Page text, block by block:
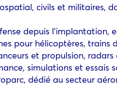
civils et militaires,
depuis l’implantation,
pour hélicoptères, trains
et propulsion,
simulations et essais
dédié au secteur